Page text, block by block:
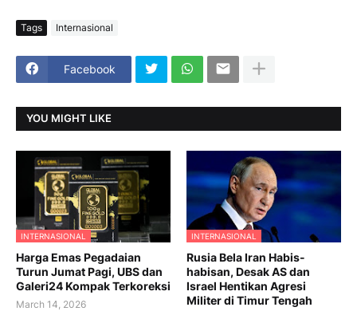
Tags Internasional
Facebook
YOU MIGHT LIKE
INTERNASIONAL
Harga Emas Pegadaian
Turun Jumat Pagi, UBS dan
Galeri24 Kompak Terkoreksi
March 14, 2026
INTERNASIONAL
Rusia Bela Iran Habis-
habisan, Desak AS dan
Israel Hentikan Agresi
Militer di Timur Tengah